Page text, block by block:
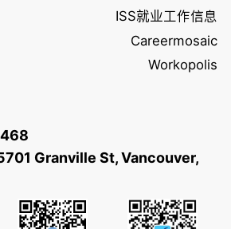
ISS就业工作信息
Careermosaic
Workopolis
Granville St, Vancouver,